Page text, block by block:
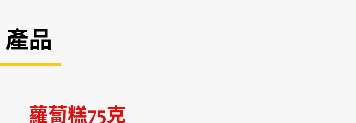
產品
蘿蔔糕75克